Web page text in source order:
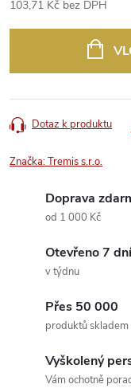
103,71 Kč bez DPH
Dotaz k produktu
Značka:Tremis s.r.o.
Doprava
od 1 000 Kč
Otevřeno 7 dní
v týdnu
Přes 50 000
produktů skladem
Vyškolený
Vám ochotně